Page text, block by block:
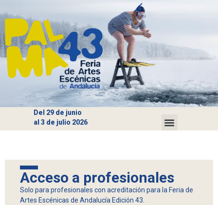
Del 29 de junio
al 3 de julio 2026
Acceso a profesionales
Solo para profesionales con acreditación para la Feria de
Artes Escénicas de Andalucía Edición 43.